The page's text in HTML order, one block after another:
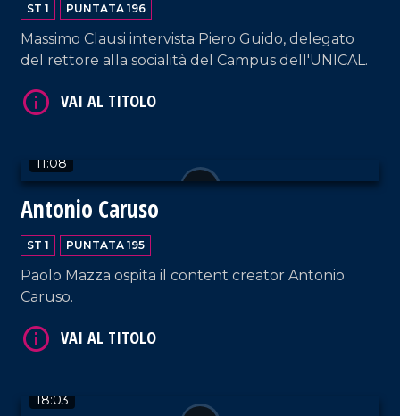
ST 1 PUNTATA 196
Massimo Clausi intervista Piero Guido, delegato
del rettore alla socialità del Campus dell'UNICAL.
11:08
Antonio Caruso
ST 1 PUNTATA 195
Paolo Mazza ospita il content creator Antonio
Caruso.
18:03
VAI AL TITOLO
VAI AL TITOLO